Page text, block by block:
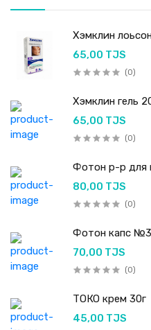
Хэмклин
65,00 TJS
(0)
Хэмклин гель
65,00 TJS
(0)
Фотон р-р для
80,00 TJS
(0)
Фотон капс
70,00 TJS
(0)
ТОКО крем 30г
45,00 TJS